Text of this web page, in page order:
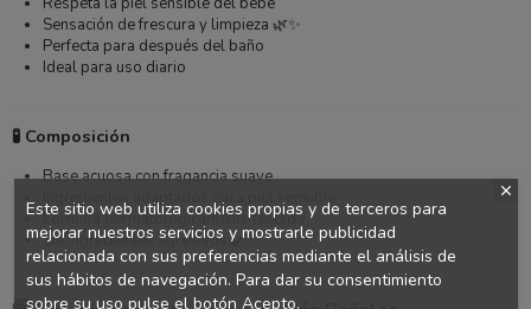
Sensación de frescura y limpieza 🌿✨
Perfecta para después del baño
Ideal para uso diario
🧪 Composición
Base acuosa con fragancia suave
Ingredientes adaptados para piel sensible
Fórmula dermatológicamente testada
Sin ingredientes agresivos ✔️
Este sitio web utiliza cookies propias y de terceros para
mejorar nuestros servicios y mostrarle publicidad
relacionada con sus preferencias mediante el análisis de
sus hábitos de navegación. Para dar su consentimiento
sobre su uso pulse el botón Acepto.